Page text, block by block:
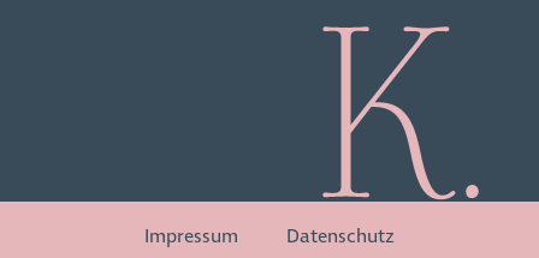
Impressum Datenschutz